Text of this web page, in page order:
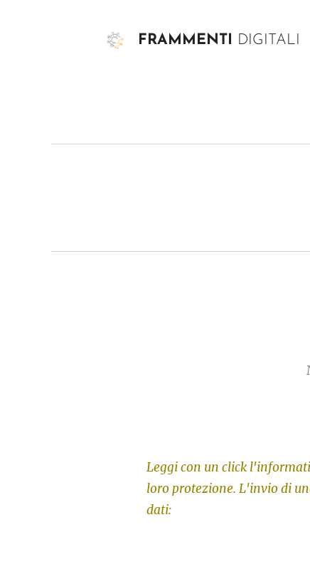
FRAMMENTI DIGITALI
Leggi con un click
loro protezione. L'invio di
dati: